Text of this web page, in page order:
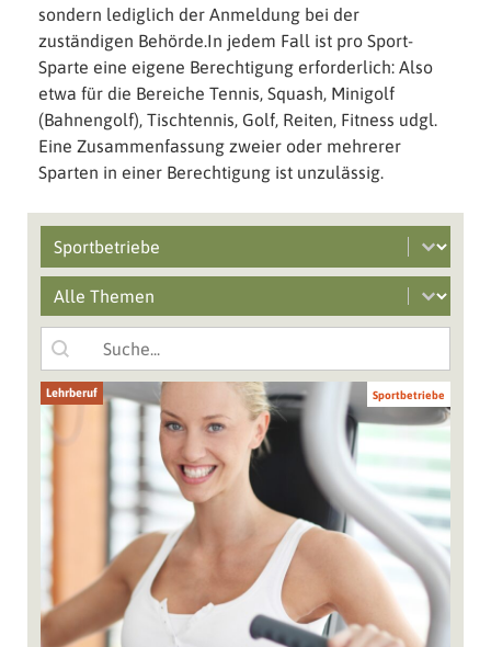
sondern lediglich der Anmeldung bei der
zuständigen Behörde.In jedem Fall ist pro Sport-
Sparte eine eigene Berechtigung erforderlich: Also
etwa für die Bereiche Tennis, Squash, Minigolf
(Bahnengolf), Tischtennis, Golf, Reiten, Fitness udgl.
Eine Zusammenfassung zweier oder mehrerer
Sparten in einer Berechtigung ist unzulässig.
Branchen filter
Mobile Main Grid Filter
Select content
Suche
Search content
Lehrberuf Sportbetriebe